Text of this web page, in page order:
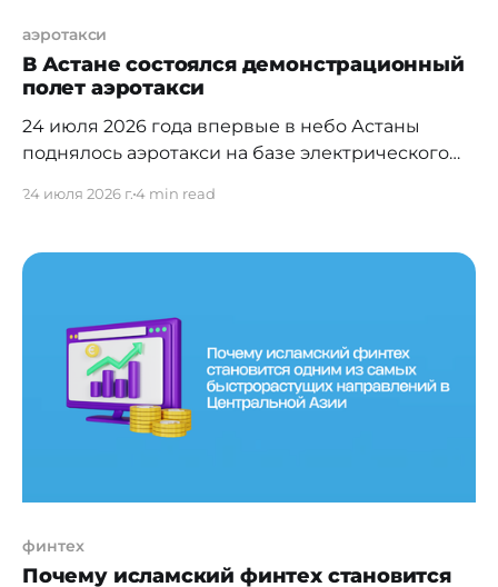
аэротакси
В Астане состоялся демонстрационный
полет аэротакси
24 июля 2026 года впервые в небо Астаны
поднялось аэротакси на базе электрического
«Қазанат» и стал очередным этапом
воздушной мобильности (Urban Air Mobility
(UAM)) в Казахстане. Полет прошел в рамках
международного турнира
24 июля 2026 г.4 min read
финтех
Почему исламский финтех становится